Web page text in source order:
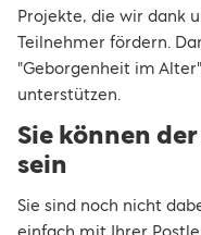
Projekte, die wir dank
Teilnehmer fördern.
"Geborgenheit im
unterstützen.
Sie können
sein
Sie sind noch nicht
einfach mit Ihrer